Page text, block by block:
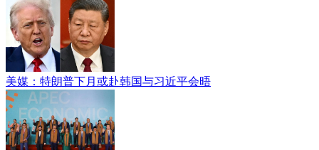
美媒：特朗普下月或赴韩国与习近平会晤